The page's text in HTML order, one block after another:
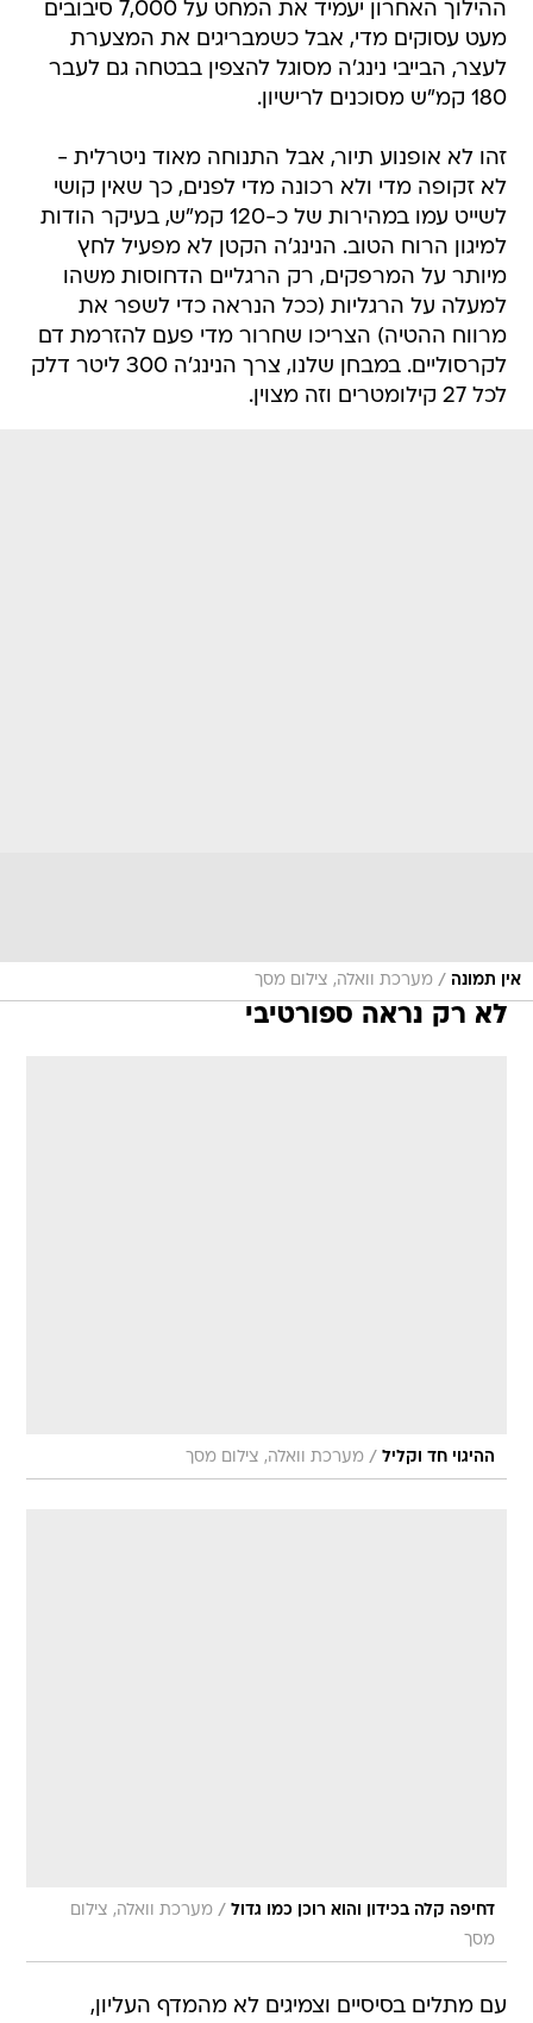
ההילוך האחרון יעמיד את המחט על 7,000 סיבובים
מעט עסוקים מדי, אבל כשמבריגים את המצערת
לעצר, הבייבי נינג'ה מסוגל להצפין בבטחה גם לעבר
180 קמ"ש מסוכנים לרישיון.
זהו לא אופנוע תיור, אבל התנוחה מאוד ניטרלית -
לא זקופה מדי ולא רכונה מדי לפנים, כך שאין קושי
לשייט עמו במהירות של כ-120 קמ"ש, בעיקר הודות
למיגון הרוח הטוב. הנינג'ה הקטן לא מפעיל לחץ
מיותר על המרפקים, רק הרגליים הדחוסות משהו
למעלה על הרגליות (ככל הנראה כדי לשפר את
מרווח ההטיה) הצריכו שחרור מדי פעם להזרמת דם
לקרסוליים. במבחן שלנו, צרך הנינג'ה 300 ליטר דלק
לכל 27 קילומטרים וזה מצוין.
אין תמונה / מערכת וואלה, צילום מסך
לא רק נראה ספורטיבי
ההיגוי חד וקליל / מערכת וואלה, צילום מסך
דחיפה קלה בכידון והוא רוכן כמו גדול / מערכת וואלה, צילום
מסך
עם מתלים בסיסיים וצמיגים לא מהמדף העליון,